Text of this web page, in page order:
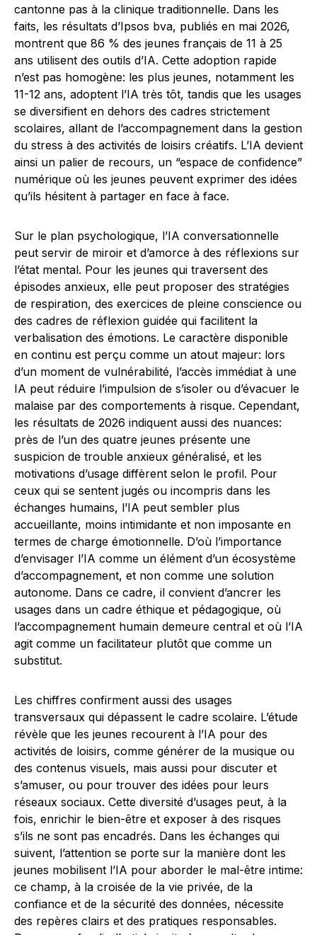
cantonne pas à la clinique traditionnelle. Dans les
faits, les résultats d’Ipsos bva, publiés en mai 2026,
montrent que 86 % des jeunes français de 11 à 25
ans utilisent des outils d’IA. Cette adoption rapide
n’est pas homogène: les plus jeunes, notamment les
11-12 ans, adoptent l’IA très tôt, tandis que les usages
se diversifient en dehors des cadres strictement
scolaires, allant de l’accompagnement dans la gestion
du stress à des activités de loisirs créatifs. L’IA devient
ainsi un palier de recours, un “espace de confidence”
numérique où les jeunes peuvent exprimer des idées
qu’ils hésitent à partager en face à face.
Sur le plan psychologique, l’IA conversationnelle
peut servir de miroir et d’amorce à des réflexions sur
l’état mental. Pour les jeunes qui traversent des
épisodes anxieux, elle peut proposer des stratégies
de respiration, des exercices de pleine conscience ou
des cadres de réflexion guidée qui facilitent la
verbalisation des émotions. Le caractère disponible
en continu est perçu comme un atout majeur: lors
d’un moment de vulnérabilité, l’accès immédiat à une
IA peut réduire l’impulsion de s’isoler ou d’évacuer le
malaise par des comportements à risque. Cependant,
les résultats de 2026 indiquent aussi des nuances:
près de l’un des quatre jeunes présente une
suspicion de trouble anxieux généralisé, et les
motivations d’usage diffèrent selon le profil. Pour
ceux qui se sentent jugés ou incompris dans les
échanges humains, l’IA peut sembler plus
accueillante, moins intimidante et non imposante en
termes de charge émotionnelle. D’où l’importance
d’envisager l’IA comme un élément d’un écosystème
d’accompagnement, et non comme une solution
autonome. Dans ce cadre, il convient d’ancrer les
usages dans un cadre éthique et pédagogique, où
l’accompagnement humain demeure central et où l’IA
agit comme un facilitateur plutôt que comme un
substitut.
Les chiffres confirment aussi des usages
transversaux qui dépassent le cadre scolaire. L’étude
révèle que les jeunes recourent à l’IA pour des
activités de loisirs, comme générer de la musique ou
des contenus visuels, mais aussi pour discuter et
s’amuser, ou pour trouver des idées pour leurs
réseaux sociaux. Cette diversité d’usages peut, à la
fois, enrichir le bien-être et exposer à des risques
s’ils ne sont pas encadrés. Dans les échanges qui
suivent, l’attention se porte sur la manière dont les
jeunes mobilisent l’IA pour aborder le mal-être intime:
ce champ, à la croisée de la vie privée, de la
confiance et de la sécurité des données, nécessite
des repères clairs et des pratiques responsables.